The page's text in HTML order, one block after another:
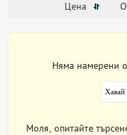
Цена
Няма намерени
Хавай
Моля, опитайте